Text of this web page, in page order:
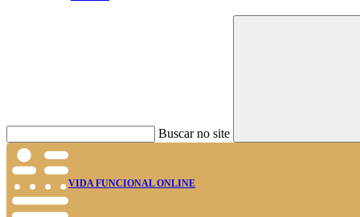
Buscar no site
VIDA FUNCIONAL ONLINE